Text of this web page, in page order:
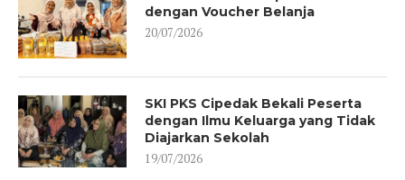
dengan Voucher Belanja
20/07/2026
SKI PKS Cipedak Bekali Peserta
dengan Ilmu Keluarga yang Tidak
Diajarkan Sekolah
19/07/2026